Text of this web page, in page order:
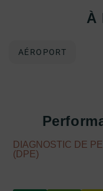
À
AÉROPORT
DIAGNOSTIC DE
(DPE)